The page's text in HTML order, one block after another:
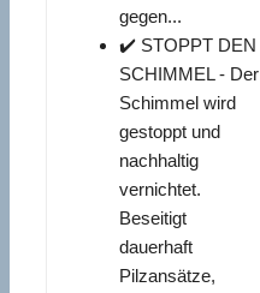
gegen...
✔️ STOPPT DEN
SCHIMMEL - Der
Schimmel wird
gestoppt und
nachhaltig
vernichtet.
Beseitigt
dauerhaft
Pilzansätze,